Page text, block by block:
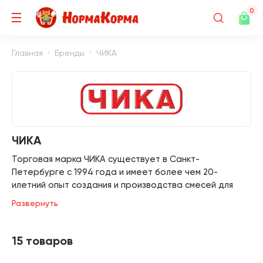
0
Главная Бренды ЧИКА
ЧИКА
Торговая марка ЧИКА существует в Санкт-
Петербурге с 1994 года и имеет более чем 20-
илетний опыт создания и производства смесей для
кормления Ваших любимцев.
компаний-производителей кормов для декоративных
птиц и грызунов. С 1996 года и до нынешнего времени
Развернуть
15 товаров